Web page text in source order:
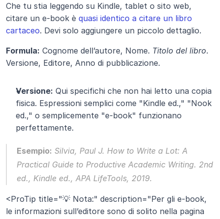
Che tu stia leggendo su Kindle, tablet o sito web,
citare un e-book è quasi identico a citare un libro
cartaceo. Devi solo aggiungere un piccolo dettaglio.
Formula: Cognome dell’autore, Nome. Titolo del libro.
Versione, Editore, Anno di pubblicazione.
Versione: Qui specifichi che non hai letto una copia
fisica. Espressioni semplici come "Kindle ed.," "Nook
ed.," o semplicemente "e-book" funzionano
perfettamente.
Esempio: Silvia, Paul J. How to Write a Lot: A
Practical Guide to Productive Academic Writing. 2nd
ed., Kindle ed., APA LifeTools, 2019.
<ProTip title="💡 Nota:" description="Per gli e-book,
le informazioni sull’editore sono di solito nella pagina